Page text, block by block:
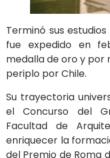
Terminó sus
fue expedido en
medalla de oro y por
periplo por Chile.
Su trayectoria
el Concurso del
Facultad de
enriquecer la
del Premio de Roma